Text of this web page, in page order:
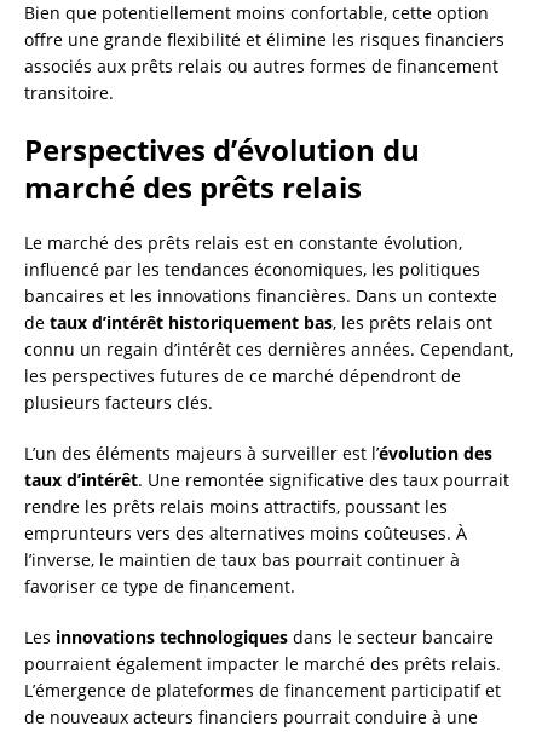
Bien que potentiellement moins confortable, cette option
offre une grande flexibilité et élimine les risques financiers
associés aux prêts relais ou autres formes de financement
transitoire.
Perspectives d’évolution du
marché des prêts relais
Le marché des prêts relais est en constante évolution,
influencé par les tendances économiques, les politiques
bancaires et les innovations financières. Dans un contexte
de taux d’intérêt historiquement bas, les prêts relais ont
connu un regain d’intérêt ces dernières années. Cependant,
les perspectives futures de ce marché dépendront de
plusieurs facteurs clés.
L’un des éléments majeurs à surveiller est l’évolution des
taux d’intérêt. Une remontée significative des taux pourrait
rendre les prêts relais moins attractifs, poussant les
emprunteurs vers des alternatives moins coûteuses. À
l’inverse, le maintien de taux bas pourrait continuer à
favoriser ce type de financement.
Les innovations technologiques dans le secteur bancaire
pourraient également impacter le marché des prêts relais.
L’émergence de plateformes de financement participatif et
de nouveaux acteurs financiers pourrait conduire à une